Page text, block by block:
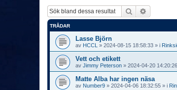
Sök
TRÅDAR
Lasse Björn
av HCCL » 2024-08-15 18:58:33 » i
Vett och etikett
av Jimmy Peterson » 2024-04-20 14:20:26
Matte Alba har ingen näsa
av Number9 » 2024-04-06 18:32:55 » i